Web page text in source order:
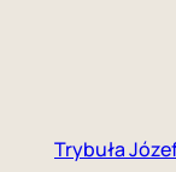
Trybuła